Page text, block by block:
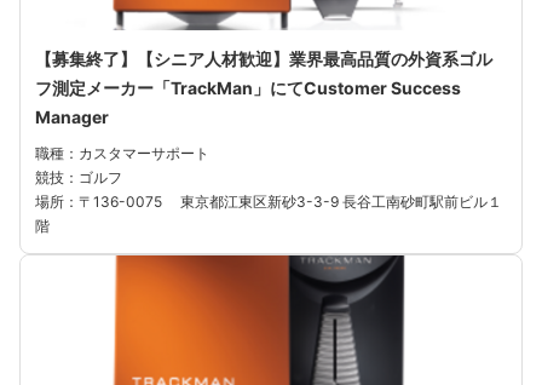
【募集終了】【シニア人材歓迎】業界最高品質の外資系ゴル
フ測定メーカー「TrackMan」にてCustomer Success
Manager
職種：カスタマーサポート
競技：ゴルフ
場所：〒136-0075 東京都江東区新砂3-3-9 長谷工南砂町駅前ビル１
階